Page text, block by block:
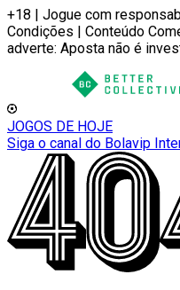
+18 | Jogue com
Condições | Conteúdo
adverte: Aposta não é
JOGOS DE HOJE
Siga o canal do Bolavip